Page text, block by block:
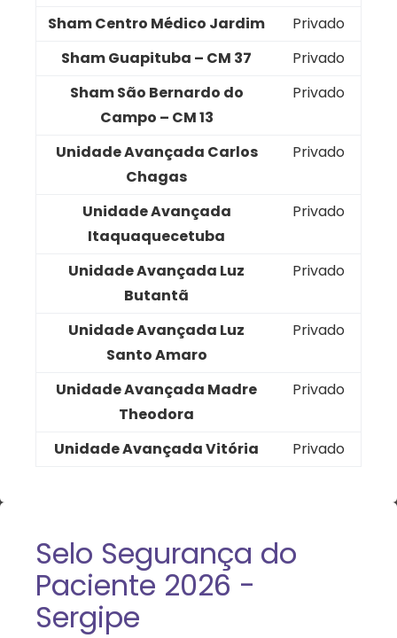
Sham Centro Médico Jardim
Privado
Sham Guapituba – CM 37
Privado
Sham São Bernardo do
Campo – CM 13
Privado
Unidade Avançada Carlos
Chagas
Privado
Unidade Avançada
Itaquaquecetuba
Privado
Unidade Avançada Luz
Butantã
Privado
Unidade Avançada Luz
Santo Amaro
Privado
Unidade Avançada Madre
Theodora
Privado
Unidade Avançada Vitória Privado
Selo Segurança do
Paciente 2026 -
Sergipe